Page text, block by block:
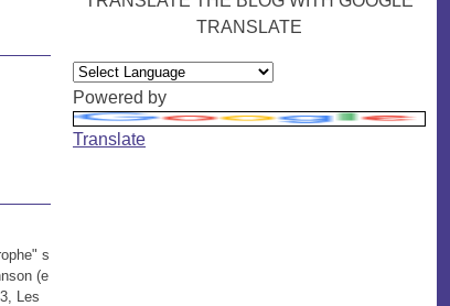
s
(e
Les
TRANSLATE
Powered by
Translate